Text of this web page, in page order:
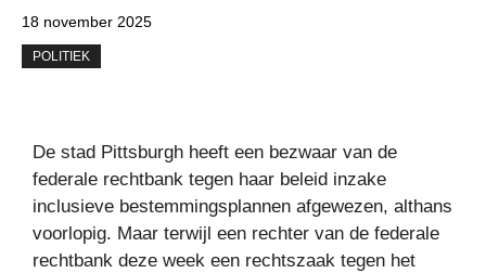
18 november 2025
POLITIEK
De stad Pittsburgh heeft een bezwaar van de
federale rechtbank tegen haar beleid inzake
inclusieve bestemmingsplannen afgewezen, althans
voorlopig. Maar terwijl een rechter van de federale
rechtbank deze week een rechtszaak tegen het